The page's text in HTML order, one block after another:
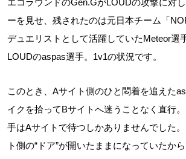
エコラウンドのGen.GがLOUDの攻撃に対
ーを見せ、残されたのは元日本チーム「
デュエリストとして活躍していたMeteor選
LOUDのaspas選手。1v1の状況です。
このとき、Aサイト側のひと悶着を追えた
イクを拾ってBサイトへ迷うことなく直行
手はAサイトで待つしかありませんでした
ト側の“ドア”が開いたままになっていたから